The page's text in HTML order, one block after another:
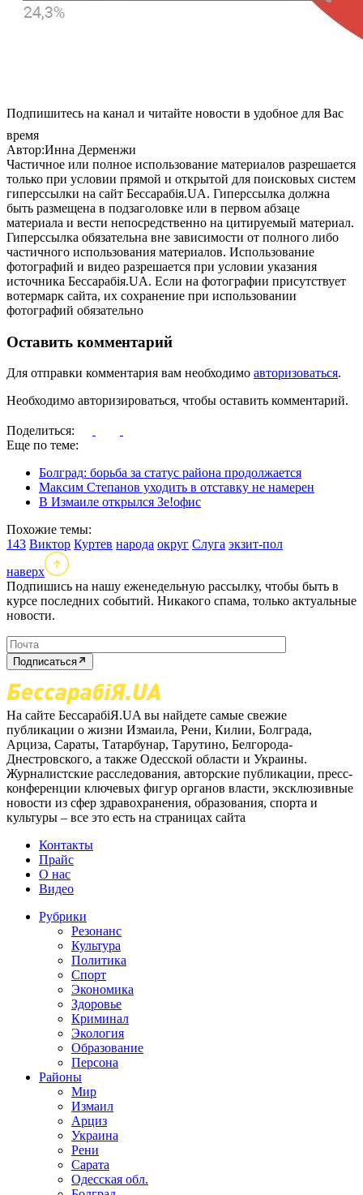
Подпишитесь на канал и читайте новости в удобное для Вас
время
Автор:Инна Дерменжи
Частичное или полное использование материалов разрешается
только при условии прямой и открытой для поисковых систем
гиперссылки на сайт Бессарабія.UA. Гиперссылка должна
быть размещена в подзаголовке или в первом абзаце
материала и вести непосредственно на цитируемый материал.
Гиперссылка обязательна вне зависимости от полного либо
частичного использования материалов. Использование
фотографий и видео разрешается при условии указания
источника Бессарабія.UA. Если на фотографии присутствует
вотермарк сайта, их сохранение при использовании
фотографий обязательно
Оставить комментарий
Для отправки комментария вам необходимо авторизоваться.
Необходимо авторизироваться, чтобы оставить комментарий.
Поделиться:
Еще по теме:
Болград: борьба за статус района продолжается
Максим Степанов уходить в отставку не намерен
В Измаиле открылся Зе!офис
Похожие темы:
143 Виктор Куртев народа округ Слуга экзит-пол
наверх
Подпишись на нашу еженедельную рассылку, чтобы быть в
курсе последних событий. Никакого спама, только актуальные
новости.
Подписаться
На сайте БессарабіЯ.UA вы найдете самые свежие
публикации о жизни Измаила, Рени, Килии, Болграда,
Арциза, Сараты, Татарбунар, Тарутино, Белгорода-
Днестровского, а также Одесской области и Украины.
Журналистские расследования, авторские публикации, пресс-
конференции ключевых фигур органов власти, эксклюзивные
новости из сфер здравохранения, образования, спорта и
культуры – все это есть на страницах сайта
Контакты
Прайс
О нас
Видео
Рубрики
Резонанс
Культура
Политика
Спорт
Экономика
Здоровье
Криминал
Экология
Образование
Персона
Районы
Мир
Измаил
Арциз
Украина
Рени
Сарата
Одесская обл.